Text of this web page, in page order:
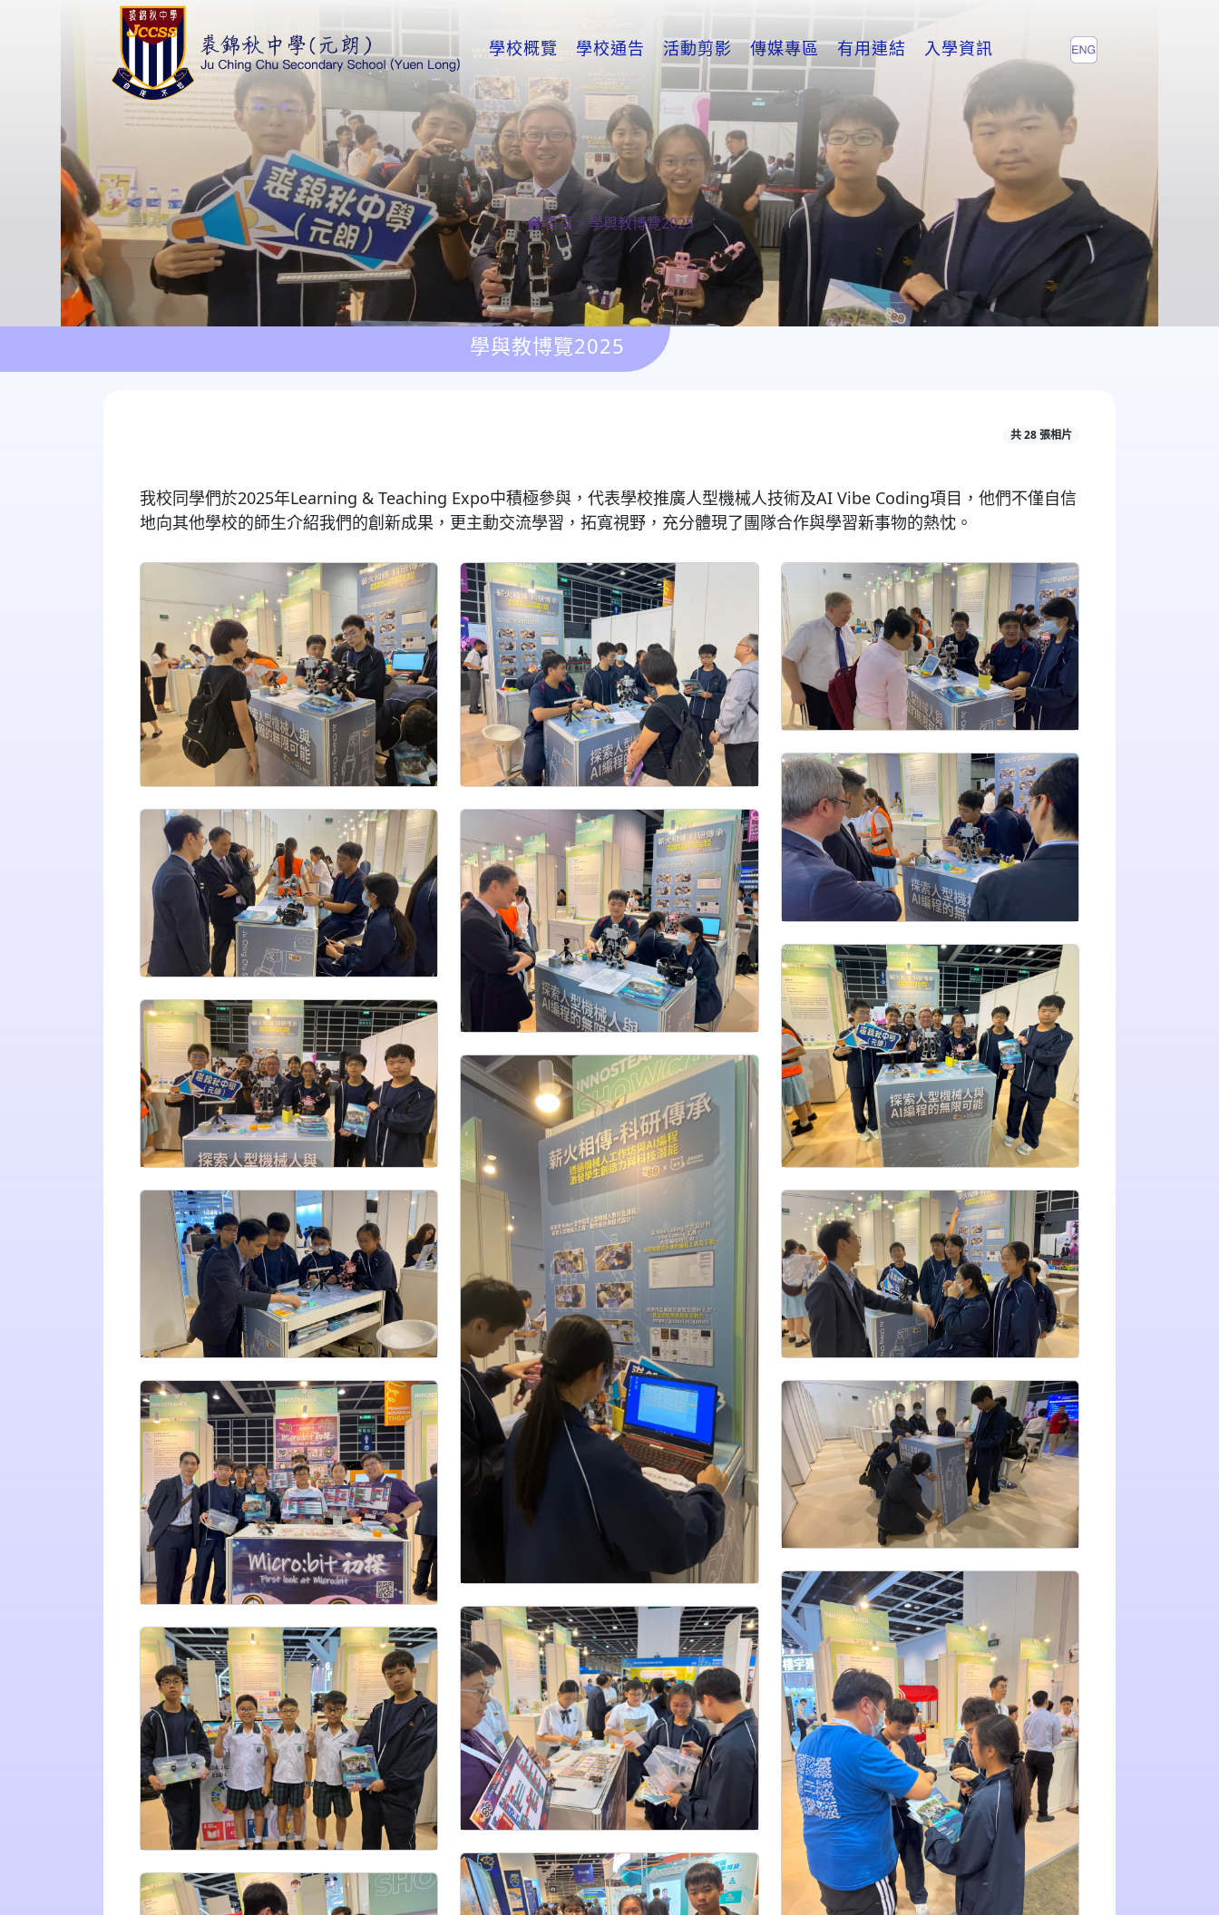
學校概覽 學校通告 活動剪影 傳媒專區 有用連結 入學資訊
首頁 > 學與教博覽2025
學與教博覽2025
共 28 張相片
我校同學們於2025年Learning & Teaching Expo中積極參與，代表學校推廣人型機械人技術及AI Vibe Coding項目，他們不僅自信
地向其他學校的師生介紹我們的創新成果，更主動交流學習，拓寬視野，充分體現了團隊合作與學習新事物的熱忱。